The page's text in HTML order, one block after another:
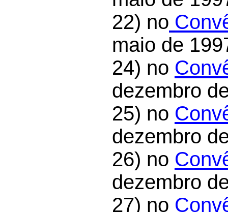
22) no
maio de
24) no
dezembro
25) no
dezembro
26) no
dezembro
27) no